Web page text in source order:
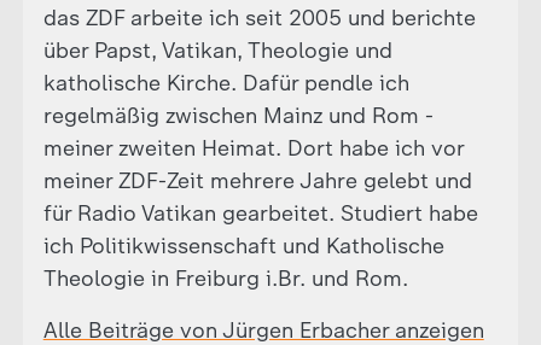
das ZDF arbeite ich seit 2005 und berichte
über Papst, Vatikan, Theologie und
katholische Kirche. Dafür pendle ich
regelmäßig zwischen Mainz und Rom -
meiner zweiten Heimat. Dort habe ich vor
meiner ZDF-Zeit mehrere Jahre gelebt und
für Radio Vatikan gearbeitet. Studiert habe
ich Politikwissenschaft und Katholische
Theologie in Freiburg i.Br. und Rom.
Alle Beiträge von Jürgen Erbacher anzeigen